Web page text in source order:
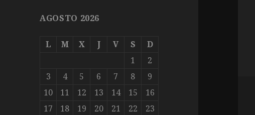
AGOSTO 2026
L M X J V S
D
1
2
3
4 5 6 7 8
9
10
11 12 13 14 15
16
17
18 19 20 21 22
23